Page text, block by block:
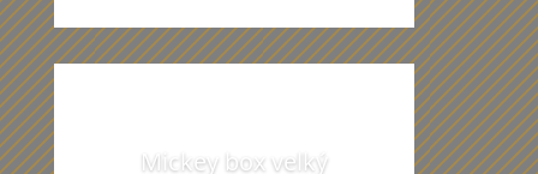
Mickey box velký